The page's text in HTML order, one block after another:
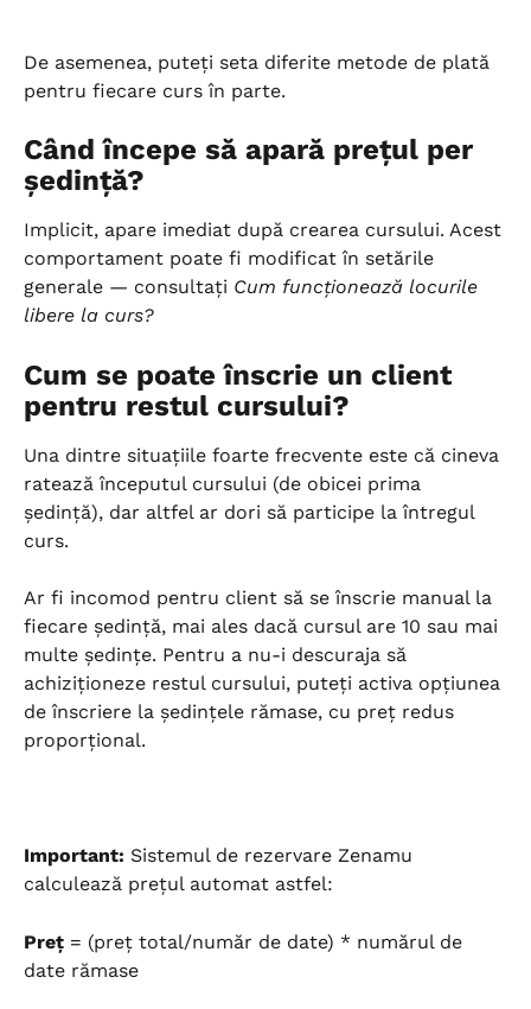
De asemenea, puteți seta diferite metode de plată
pentru fiecare curs în parte.
Când începe să apară prețul per
ședință?
Implicit, apare imediat după crearea cursului. Acest
comportament poate fi modificat în setările
generale — consultați Cum funcționează locurile
libere la curs?
Cum se poate înscrie un client
pentru restul cursului?
Una dintre situațiile foarte frecvente este că cineva
ratează începutul cursului (de obicei prima
ședință), dar altfel ar dori să participe la întregul
curs.
Ar fi incomod pentru client să se înscrie manual la
fiecare ședință, mai ales dacă cursul are 10 sau mai
multe ședințe. Pentru a nu-i descuraja să
achiziționeze restul cursului, puteți activa opțiunea
de înscriere la ședințele rămase, cu preț redus
proporțional.
Important: Sistemul de rezervare Zenamu
calculează prețul automat astfel:
Preț = (preț total/număr de date) * numărul de
date rămase